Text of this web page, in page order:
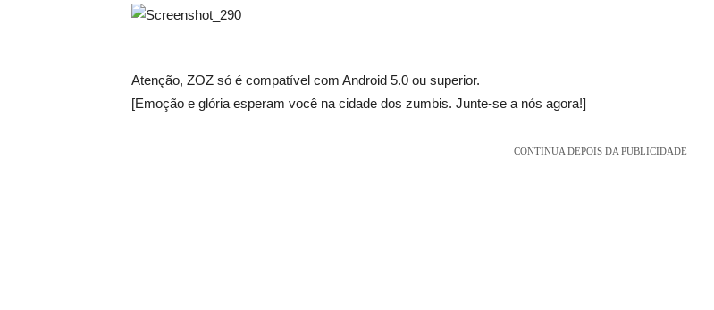
Atenção, ZOZ só é compatível com Android 5.0 ou superior.
[Emoção e glória esperam você na cidade dos zumbis. Junte-se a nós agora!]
CONTINUA DEPOIS DA PUBLICIDADE